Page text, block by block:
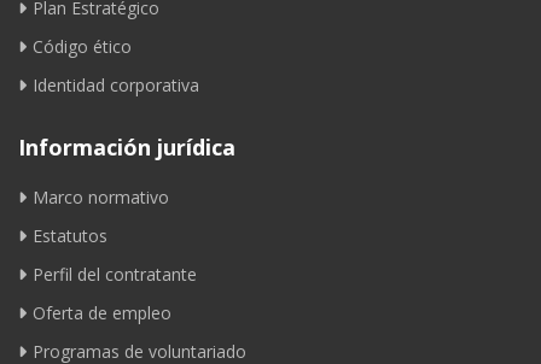
Plan Estratégico
Código ético
Identidad corporativa
Información jurídica
Marco normativo
Estatutos
Perfil del contratante
Oferta de empleo
Programas de voluntariado